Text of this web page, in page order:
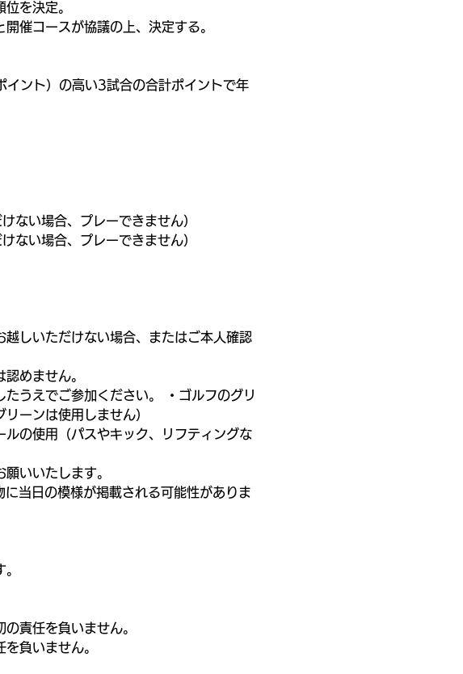
を決定。
催コースが協議の上、決定する。
ント）の高い3試合の合計ポイントで年
ない場合、プレーできません）
ない場合、プレーできません）
しいただけない場合、またはご本人確認
めません。
うえでご参加ください。 ・ゴルフのグリ
ーンは使用しません）
の使用（パスやキック、リフティングな
いいたします。
当日の模様が掲載される可能性がありま
責任を負いません。
負いません。